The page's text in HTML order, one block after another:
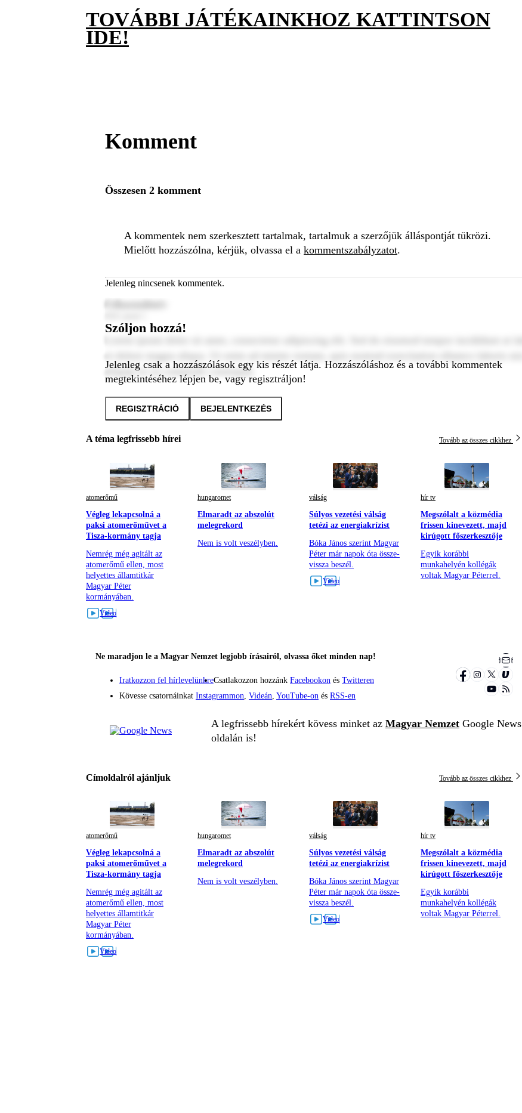
TOVÁBBI JÁTÉKAINKHOZ KATTINTSON
IDE!
Komment
Összesen 2 komment
A kommentek nem szerkesztett tartalmak, tartalmuk a szerzőjük álláspontját tükrözi.
Mielőtt hozzászólna, kérjük, olvassa el a kommentszabályzatot.
Jelenleg nincsenek kommentek.
aliquip ex ea commodo consequat.
Szóljon hozzá!
Jelenleg csak a hozzászólások egy kis részét látja. Hozzászóláshoz és a további kommentek
megtekintéséhez lépjen be, vagy regisztráljon!
REGISZTRÁCIÓ BEJELENTKEZÉS
A téma legfrissebb hírei Tovább az összes cikkhez
atomerőmű
Végleg lekapcsolná a
paksi atomerőművet a
Tisza-kormány tagja
Nemrég még agitált az
atomerőmű ellen, most
helyettes államtitkár
Magyar Péter
kormányában.
hungaromet
Elmaradt az abszolút
melegrekord
Nem is volt veszélyben.
válság
Súlyos vezetési válság
tetézi az energiakrízist
Bóka János szerint Magyar
Péter már napok óta össze-
vissza beszél.
hír tv
Megszólalt a közmédia
frissen kinevezett, majd
kirúgott főszerkesztője
Egyik korábbi
munkahelyén kollégák
voltak Magyar Péterrel.
Ne maradjon le a Magyar Nemzet legjobb írásairól, olvassa őket minden nap!
Iratkozzon fel hírlevelünkreCsatlakozzon hozzánk Facebookon és Twitteren
Kövesse csatornáinkat Instagrammon Videán YouTube-on és RSS-en
A legfrissebb hírekért kövess minket az Magyar Nemzet Google News
oldalán is!
Címoldalról ajánljuk Tovább az összes cikkhez
atomerőmű
Végleg lekapcsolná a
paksi atomerőművet a
Tisza-kormány tagja
Nemrég még agitált az
atomerőmű ellen, most
helyettes államtitkár
Magyar Péter
kormányában.
hungaromet
Elmaradt az abszolút
melegrekord
Nem is volt veszélyben.
válság
Súlyos vezetési válság
tetézi az energiakrízist
Bóka János szerint Magyar
Péter már napok óta össze-
vissza beszél.
hír tv
Megszólalt a közmédia
frissen kinevezett, majd
kirúgott főszerkesztője
Egyik korábbi
munkahelyén kollégák
voltak Magyar Péterrel.